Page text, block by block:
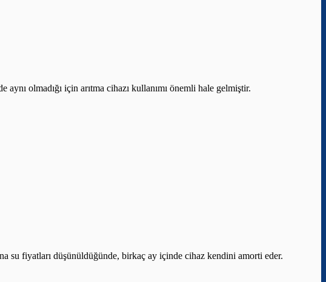
olmadığı için arıtma cihazı kullanımı önemli hale gelmiştir.
su fiyatları düşünüldüğünde, birkaç ay içinde cihaz kendini amorti eder.